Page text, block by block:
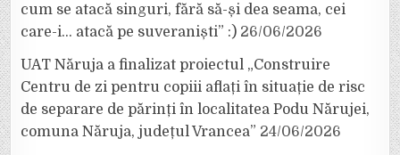
cum se atacă singuri, fără să-și dea seama, cei
care-i… atacă pe suveraniști” :) 26/06/2026
UAT Năruja a finalizat proiectul „Construire
Centru de zi pentru copiii aflați în situație de risc
de separare de părinți în localitatea Podu Nărujei,
comuna Năruja, județul Vrancea” 24/06/2026